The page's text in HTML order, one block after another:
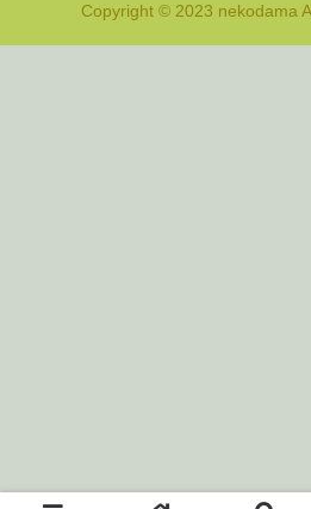
Copyright © 2023 nekodama